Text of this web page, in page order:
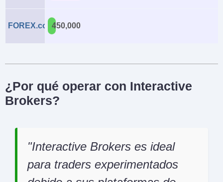
FOREX.com450,000
¿Por qué operar con Interactive
Brokers?
Interactive Brokers es ideal
para traders experimentados